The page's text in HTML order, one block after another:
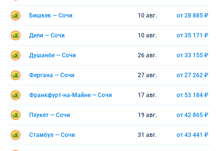
Бишкек — Сочи 10 авг. от 28 885 ₽
Дели — Сочи 10 авг. от 35 171 ₽
Душанбе — Сочи 26 авг. от 33 155 ₽
Фергана — Сочи 27 авг. от 27 262 ₽
Франкфурт-на-Майне — Сочи 17 авг. от 53 184 ₽
Пхукет — Сочи 19 авг. от 42 865 ₽
Стамбул — Сочи 31 авг. от 43 441 ₽